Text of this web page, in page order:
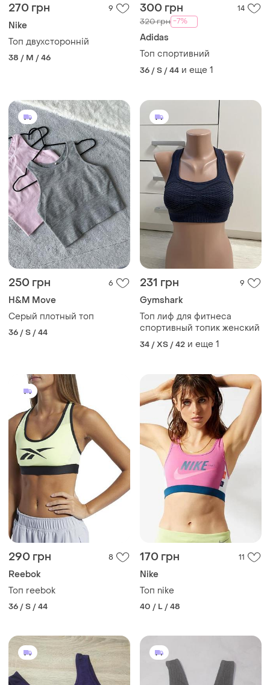
270 грн 9
Nike
Топ двухсторонній
38 / M / 46
300 грн 14
320 грн -7%
Adidas
Топ спортивний
36 / S / 44 и еще 1
250 грн 6
H&M Move
Серый плотный топ
36 / S / 44
231 грн 9
Gymshark
Топ лиф для фитнеса
спортивный топик женский
34 / XS / 42 и еще 1
290 грн 8
Reebok
Топ reebok
36 / S / 44
170 грн 11
Nike
Топ nike
40 / L / 48